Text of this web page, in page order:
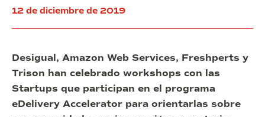
12 de diciembre de 2019
Desigual, Amazon Web Services, Freshperts y
Trison han celebrado workshops con las
Startups que participan en el programa
eDelivery Accelerator para orientarlas sobre